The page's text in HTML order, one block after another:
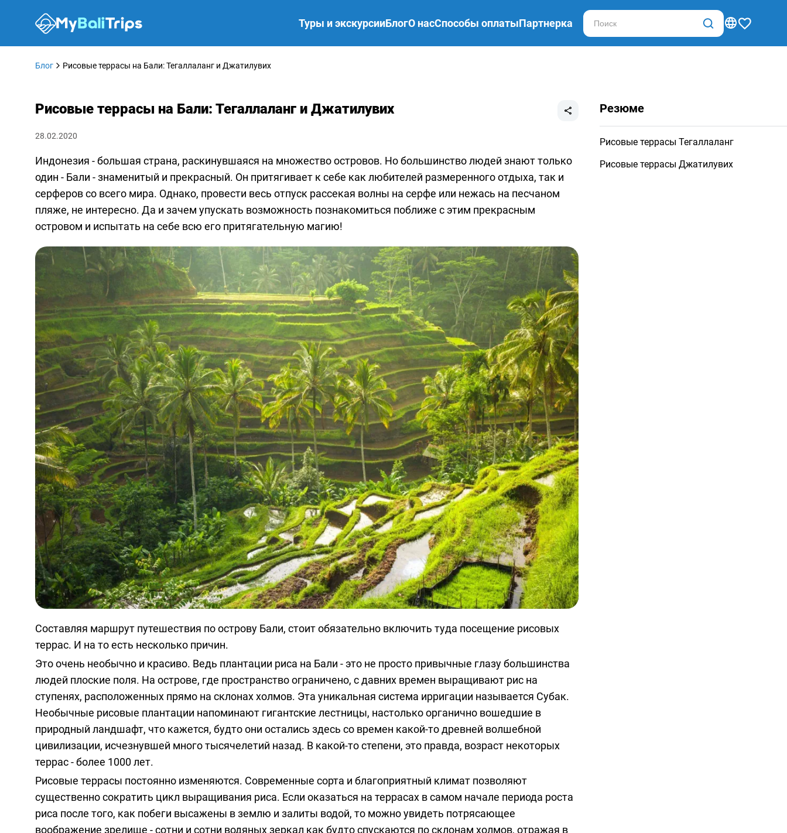
Туры и экскурсииБлогО насСпособы оплатыПартнерка
Блог Рисовые террасы на Бали: Тегаллаланг и Джатилувих
Рисовые террасы на Бали: Тегаллаланг и Джатилувих
28.02.2020
Индонезия - большая страна, раскинувшаяся на множество островов. Но большинство людей знают только
один - Бали - знаменитый и прекрасный. Он притягивает к себе как любителей размеренного отдыха, так и
серферов со всего мира. Однако, провести весь отпуск рассекая волны на серфе или нежась на песчаном
пляже, не интересно. Да и зачем упускать возможность познакомиться поближе с этим прекрасным
островом и испытать на себе всю его притягательную магию!
Составляя маршрут путешествия по острову Бали, стоит обязательно включить туда посещение рисовых
террас. И на то есть несколько причин.
Это очень необычно и красиво. Ведь плантации риса на Бали - это не просто привычные глазу большинства
людей плоские поля. На острове, где пространство ограничено, с давних времен выращивают рис на
ступенях, расположенных прямо на склонах холмов. Эта уникальная система ирригации называется Субак.
Необычные рисовые плантации напоминают гигантские лестницы, настолько органично вошедшие в
природный ландшафт, что кажется, будто они остались здесь со времен какой-то древней волшебной
цивилизации, исчезнувшей много тысячелетий назад. В какой-то степени, это правда, возраст некоторых
террас - более 1000 лет.
Рисовые террасы постоянно изменяются. Современные сорта и благоприятный климат позволяют
существенно сократить цикл выращивания риса. Если оказаться на террасах в самом начале периода роста
риса после того, как побеги высажены в землю и залиты водой, то можно увидеть потрясающее
воображение зрелище - сотни и сотни водяных зеркал как будто спускаются по склонам холмов, отражая в
Резюме
Рисовые террасы Тегаллаланг
Рисовые террасы Джатилувих